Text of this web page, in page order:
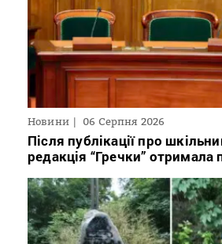
Новини 06 Серпня 2026
Після публікації про
редакція “Гречки” отримала